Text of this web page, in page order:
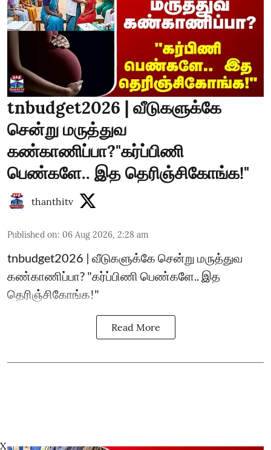
tnbudget2026 | வீடுகளுக்கே
சென்று மருத்துவ
கண்காணிப்பா?"கர்ப்பிணி
பெண்களே.. இத தெரிஞ்சிகோங்க!"
thanthitv
Published on: 06 Aug 2026, 2:28 am
tnbudget2026 | வீடுகளுக்கே சென்று மருத்துவ
கண்காணிப்பா? "கர்ப்பிணி பெண்களே.. இத
தெரிஞ்சிகோங்க!"
Read More
X